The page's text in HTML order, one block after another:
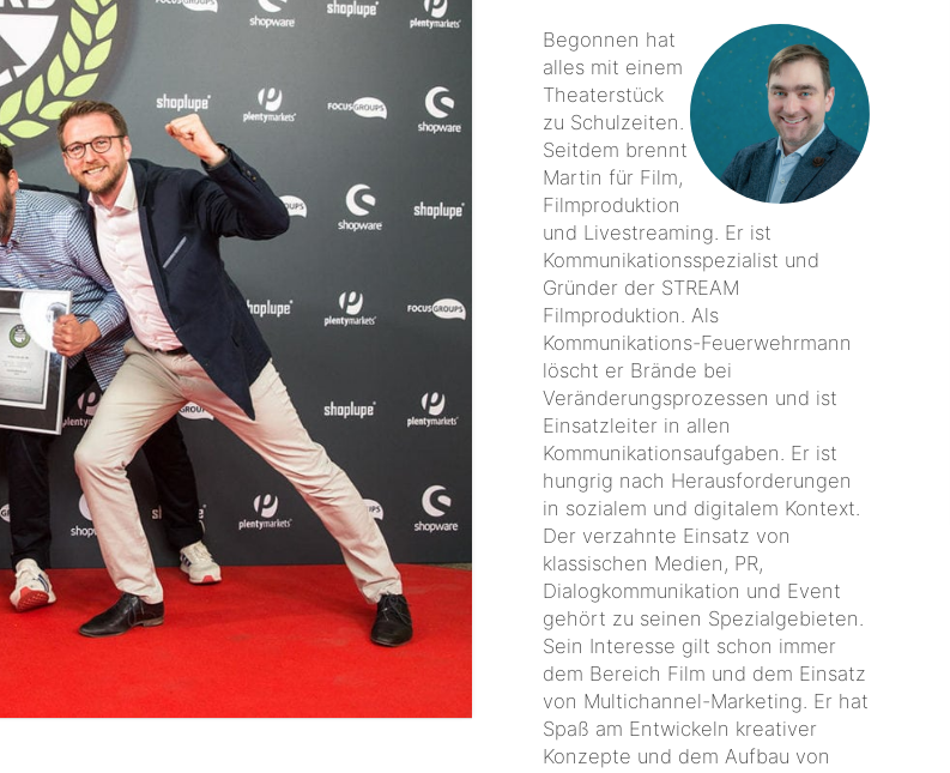
Begonnen hat
alles mit einem
Theaterstück
zu Schulzeiten.
Seitdem brennt
Martin für Film,
Filmproduktion
und Livestreaming. Er ist
Kommunikationsspezialist und
Gründer der STREAM
Filmproduktion. Als
Kommunikations-Feuerwehrmann
löscht er Brände bei
Veränderungsprozessen und ist
Einsatzleiter in allen
Kommunikationsaufgaben. Er ist
hungrig nach Herausforderungen
in sozialem und digitalem Kontext.
Der verzahnte Einsatz von
klassischen Medien, PR,
Dialogkommunikation und Event
gehört zu seinen Spezialgebieten.
Sein Interesse gilt schon immer
dem Bereich Film und dem Einsatz
von Multichannel-Marketing. Er hat
Spaß am Entwickeln kreativer
Konzepte und dem Aufbau von